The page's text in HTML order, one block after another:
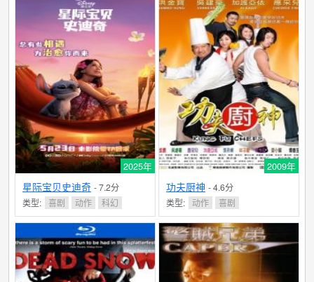
2025年
星际宝贝史迪奇 - 7.2分
类型: 喜剧 动作 科幻
2009年
功夫厨神 - 4.6分
类型:
动作 喜剧